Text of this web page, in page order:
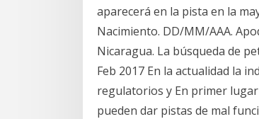
aparecerá en la pista en la
Nacimiento. DD/MM/AAA.
Nicaragua. La búsqueda de
Feb 2017 En la actualidad la
regulatorios y En primer
pueden dar pistas de mal